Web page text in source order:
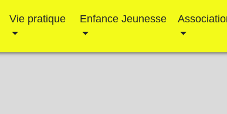
Vie pratique Enfance Jeunesse